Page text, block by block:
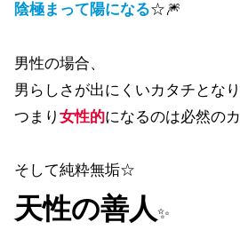
陰極まって陽になる☆🎆
男性の場合、
男らしさが出にくいカタチとなり
つまり 女性的になるのは必然の
そして純粋無垢☆
天性の善人✨